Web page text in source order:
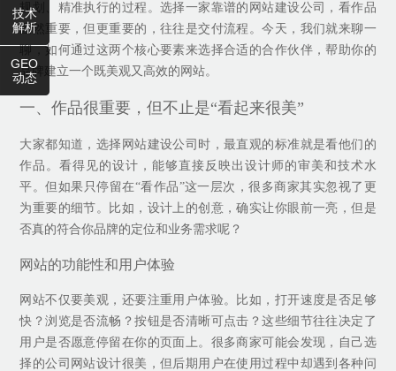
规划、精准执行的过程。选择一家靠谱的网站建设公司，看作品
固然重要，但更重要的，往往是交付流程。今天，我们就来聊一
聊，如何通过这两个核心要素来选择合适的合作伙伴，帮助你的
品牌建立一个既美观又高效的网站。
一、作品很重要，但不止是“看起来很美”
大家都知道，选择网站建设公司时，最直观的标准就是看他们的
作品。看得见的设计，能够直接反映出设计师的审美和技术水
平。但如果只停留在“看作品”这一层次，很多商家其实忽视了更
为重要的细节。比如，设计上的创意，确实让你眼前一亮，但是
否真的符合你品牌的定位和业务需求呢？
网站的功能性和用户体验
网站不仅要美观，还要注重用户体验。比如，打开速度是否足够
快？浏览是否流畅？按钮是否清晰可点击？这些细节往往决定了
用户是否愿意停留在你的页面上。很多商家可能会发现，自己选
择的公司网站设计很美，但后期用户在使用过程中却遇到各种问
技术
解析
GEO
动态